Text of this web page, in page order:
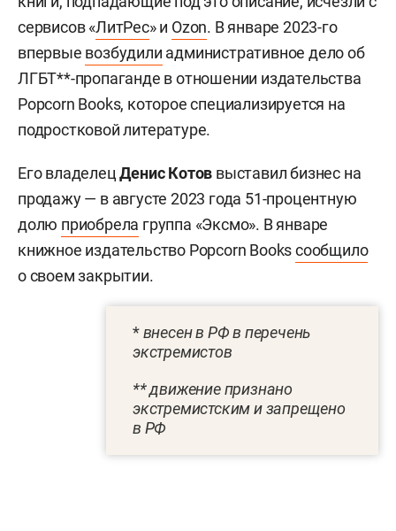
сервисов «ЛитРес» и Ozon. В январе 2023-го
впервые возбудили административное дело об
ЛГБТ**-пропаганде в отношении издательства
Popcorn Books, которое специализируется на
подростковой литературе.
Его владелецДенис Котов выставил бизнес на
продажу — в августе 2023 года 51-процентную
долю приобрела группа «Эксмо». В январе
книжное издательство Popcorn Booksсообщило
о своем закрытии.
*внесен в РФ в перечень
экстремистов
** движение признано
экстремистским и запрещено
в РФ